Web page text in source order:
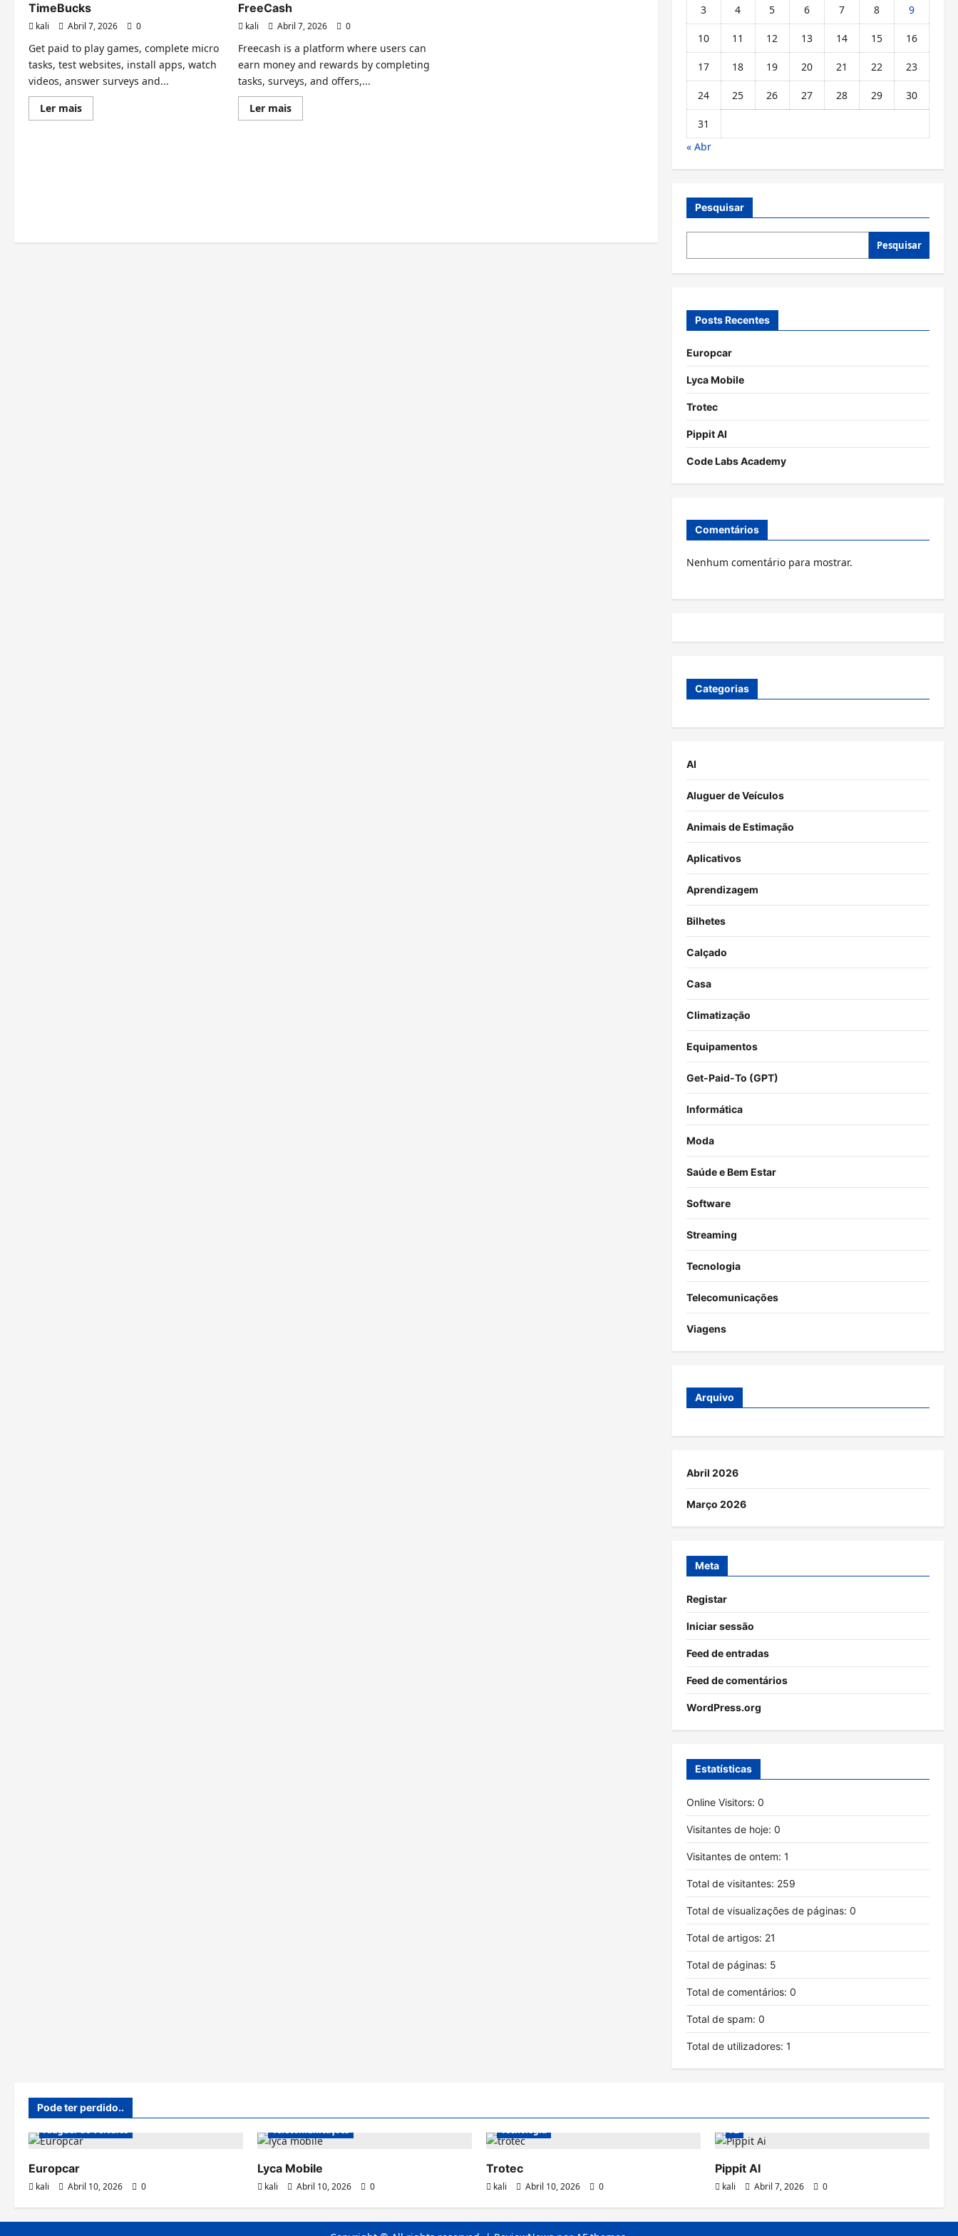
TimeBucks
kali Abril 7, 2026 0
Get paid to play games, complete micro
tasks, test websites, install apps, watch
videos, answer surveys and...
Ler maisLeia
mais
FreeCash
kali Abril 7, 2026 0
Freecash is a platform where users can
earn money and rewards by completing
tasks, surveys, and offers,...
Ler maisLeia
mais
3 4 5 6 7 8 9
10 11 12 13 14 15 16
17 18 19 20 21 22 23
24 25 26 27 28 29 30
31
« Abr
Pesquisar
Pesquisar
Posts Recentes
Europcar
Lyca Mobile
Trotec
Pippit AI
Code Labs Academy
Comentários
Nenhum comentário para mostrar.
Categorias
AI
Aluguer de Veículos
Animais de Estimação
Aplicativos
Aprendizagem
Bilhetes
Calçado
Casa
Climatização
Equipamentos
Get-Paid-To (GPT)
Informática
Moda
Saúde e Bem Estar
Software
Streaming
Tecnologia
Telecomunicações
Viagens
Arquivo
Abril 2026
Março 2026
Meta
Registar
Iniciar sessão
Feed de entradas
Feed de comentários
WordPress.org
Estatísticas
Online Visitors: 0
Visitantes de hoje: 0
Visitantes de ontem: 1
Total de visitantes: 259
Total de visualizações de páginas: 0
Total de artigos: 21
Total de páginas: 5
Total de comentários: 0
Total de spam: 0
Total de utilizadores: 1
Pode ter perdido..
Aluguer de Veículos
Europcar
kali Abril 10, 2026 0
Telecomunicações
Lyca Mobile
kali Abril 10, 2026 0
Tecnologia
Trotec
kali Abril 10, 2026 0
AI
Pippit AI
kali Abril 7, 2026 0